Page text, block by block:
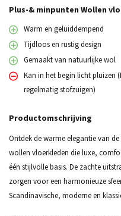
Plus-& minpunten Wollen
Warm en geluiddempend
Tijdloos en rustig design
Gemaakt van natuurlijke wol
Kan in het begin licht pluizen
regelmatig stofzuigen)
Productomschrijving
Ontdek de warme elegantie van
wollen vloerkleden die luxe,
één stijlvolle basis. De zachte
zorgen voor een harmonieuze
Scandinavische, moderne en